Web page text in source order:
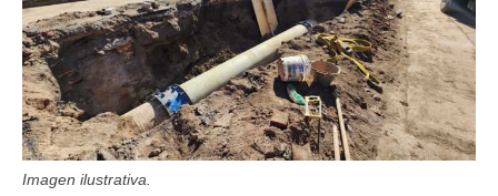
Imagen ilustrativa.